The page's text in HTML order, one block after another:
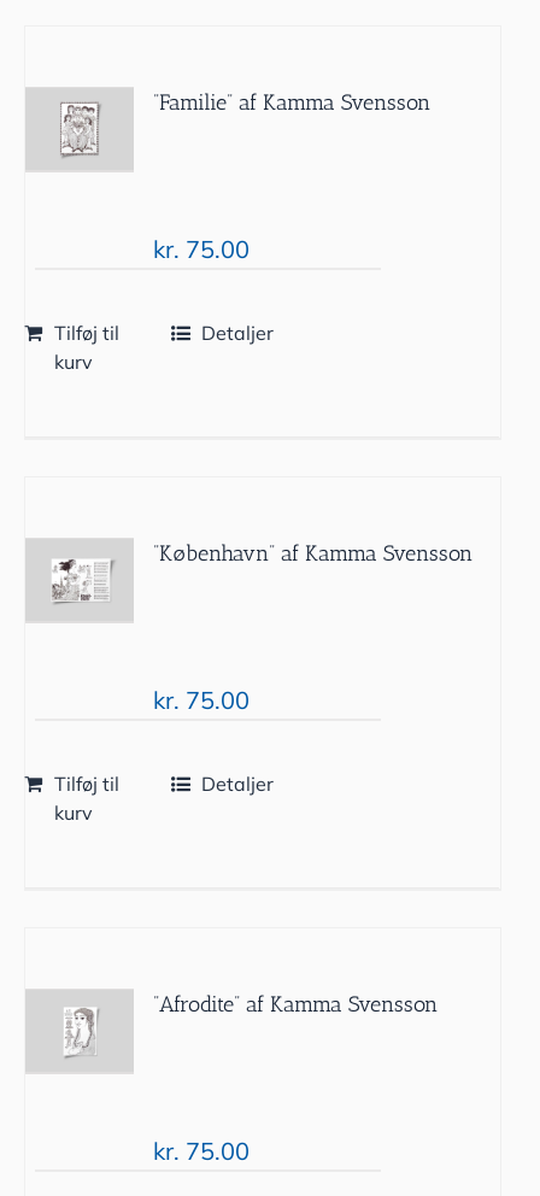
”Familie” af Kamma Svensson
kr. 75.00
Tilføj til
kurv
Detaljer
”København” af Kamma Svensson
kr. 75.00
Tilføj til
kurv
Detaljer
”Afrodite” af Kamma Svensson
kr. 75.00